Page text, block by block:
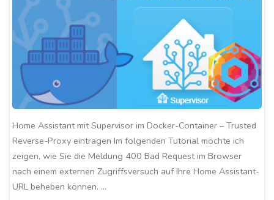
Home Assistant mit Supervisor im Docker-Container – Trusted
Reverse-Proxy eintragen Im folgenden Tutorial möchte ich
zeigen, wie Sie die Meldung 400 Bad Request im Browser
nach einem externen Zugriffsversuch auf Ihre Home Assistant-
URL beheben können. …